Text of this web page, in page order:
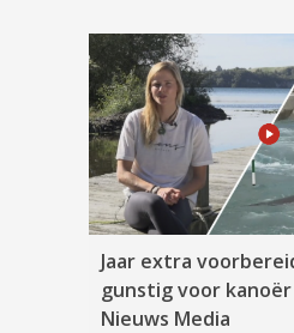
Jaar extra
gunstig voor kanoër
Nieuws Media